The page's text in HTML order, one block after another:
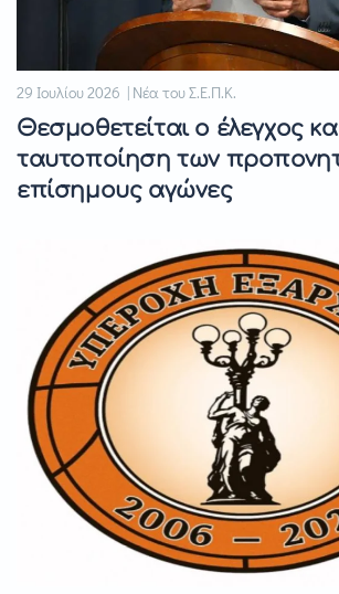
29 Ιουλίου 2026 | Νέα του Σ.Ε.Π.Κ.
Θεσμοθετείται ο έλεγχος
ταυτοποίηση των
επίσημους αγώνες